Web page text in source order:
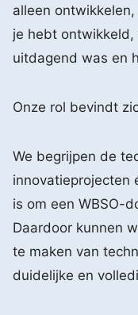
alleen
je hebt
uitdagend was en
Onze rol bevindt
We begrijpen de
innovatieprojecten
is om een WBSO-
Daardoor kunnen
te maken van
duidelijke en